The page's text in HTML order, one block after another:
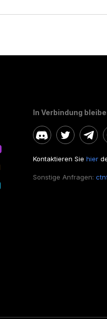
In Verbindung
Kontaktieren Sie hier
Sonstige Anfragen: